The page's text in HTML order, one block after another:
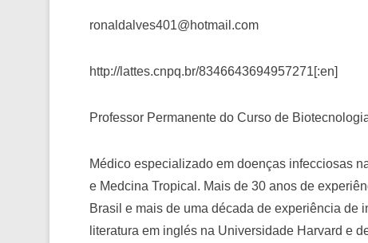
ronaldalves401@hotmail.com
http://lattes.cnpq.br/8346643694957271[:en]
Professor Permanente do Curso de
Médico especializado em doenças infecciosas
e Medcina Tropical. Mais de 30 anos de
Brasil e mais de uma década de experiência de
literatura em inglés na Universidade Harvard e